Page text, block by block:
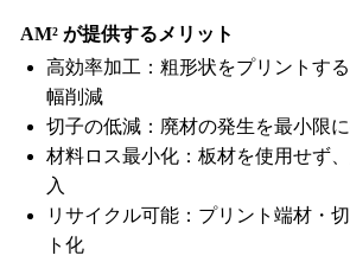
AM² が提供するメリット
高効率加工：粗形状をプリントす
幅削減
切子の低減：廃材の発生を最小限に
材料ロス最小化：板材を使用せず
入
リサイクル可能：プリント端材・
ト化